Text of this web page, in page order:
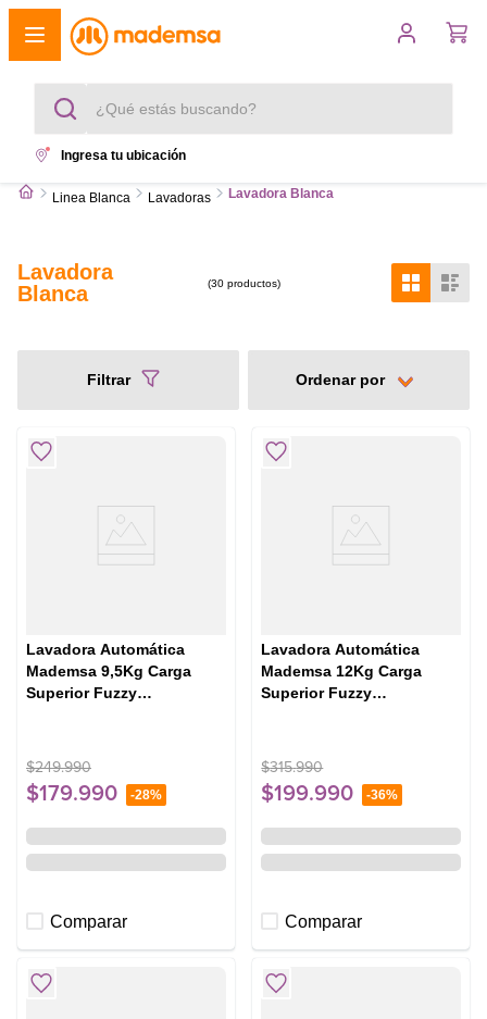
¿Qué estás buscando?
2. lavadora
secadora
Ingresa tu ubicación
Linea Blanca Lavadoras Lavadora Blanca
Lavadora
Blanca
30 productos
Filtrar
Lavadora Automática
Mademsa 9,5Kg Carga
Superior Fuzzy
$249.990
$179.990 -28%
Comparar
Lavadora Automática
Mademsa 12Kg Carga
Superior Fuzzy
$315.990
$199.990 -36%
Comparar